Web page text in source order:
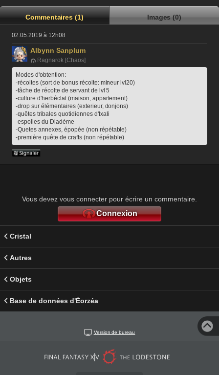
Commentaires (1) Images (0)
02.05.2019 à 12h08
Albynn Sanplum
Ragnarok [Chaos]
Modes d'obtention:
-récoltes (sort de bonus récolte: mineur lvl20)
-tâche de récolte de servant de lvl 5
-culture d'herbéclat (maison, appartement)
-drop sur élémentaires (exterieur, donjons)
-quêtes tribales quotidiennes d'Ixali
-espoiles du Diadème
-Quetes annexes, épopée (non répétable)
-première quête de crafts (non répétable)
Vous devez vous connecter pour écrire un commentaire.
Connexion
Cristal
Autres
Objets
Base de données d'Éorzéa
Version de bureau